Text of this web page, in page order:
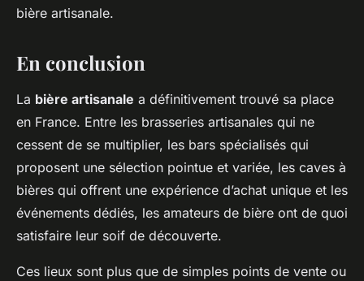
bière artisanale.
En conclusion
La bière artisanale a définitivement trouvé sa place
en France. Entre les brasseries artisanales qui ne
cessent de se multiplier, les bars spécialisés qui
proposent une sélection pointue et variée, les caves à
bières qui offrent une expérience d’achat unique et les
événements dédiés, les amateurs de bière ont de quoi
satisfaire leur soif de découverte.
Ces lieux sont plus que de simples points de vente ou